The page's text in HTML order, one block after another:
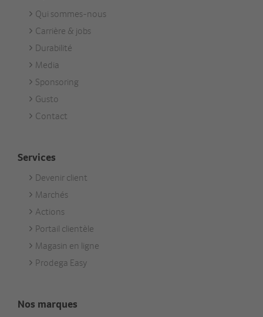
Footer
Unternehmen
Qui sommes-nous
Carrière & jobs
Durabilité
Media
Sponsoring
Gusto
Contact
Services
Footer
Services
Devenir client
Marchés
Actions
Portail clientèle
Magasin en ligne
Prodega Easy
Nos marques